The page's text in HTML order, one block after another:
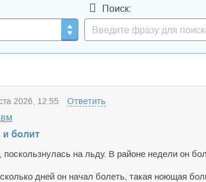
Поиск:
2026, 12:55 Ответить
и болит
поскользнулась на льду. В районе недели он
дней он начал болеть, такая ноющая